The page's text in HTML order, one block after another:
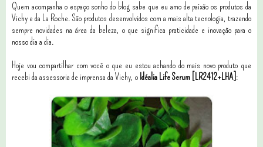
Quem acompanha o espaço sonho do blog sabe que eu amo de paixão os produtos da
Vichy e da La Roche. São produtos desenvolvidos com a mais alta tecnologia, trazendo
sempre novidades na área da beleza, o que significa praticidade e inovação para o
nosso dia a dia.
Hoje vou compartilhar com você o que eu estou achando do mais novo produto que
recebi da assessoria de imprensa da Vichy, o Idéalia Life Serum [LR2412+LHA] :